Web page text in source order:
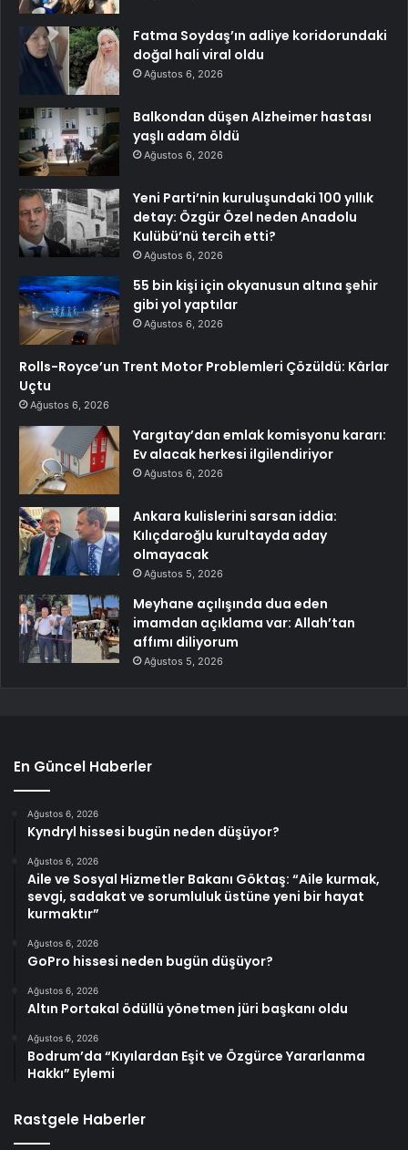
Fatma Soydaş’ın adliye koridorundaki
doğal hali viral oldu
Ağustos 6, 2026
Balkondan düşen Alzheimer hastası
yaşlı adam öldü
Ağustos 6, 2026
Yeni Parti’nin kuruluşundaki 100 yıllık
detay: Özgür Özel neden Anadolu
Kulübü’nü tercih etti?
Ağustos 6, 2026
55 bin kişi için okyanusun altına şehir
gibi yol yaptılar
Ağustos 6, 2026
Rolls-Royce’un Trent Motor Problemleri Çözüldü: Kârlar
Uçtu
Ağustos 6, 2026
Yargıtay’dan emlak komisyonu kararı:
Ev alacak herkesi ilgilendiriyor
Ağustos 6, 2026
Ankara kulislerini sarsan iddia:
Kılıçdaroğlu kurultayda aday
olmayacak
Ağustos 5, 2026
Meyhane açılışında dua eden
imamdan açıklama var: Allah’tan
affımı diliyorum
Ağustos 5, 2026
En Güncel Haberler
Ağustos 6, 2026
Kyndryl hissesi bugün neden düşüyor?
Ağustos 6, 2026
Aile ve Sosyal Hizmetler Bakanı Göktaş: “Aile kurmak,
sevgi, sadakat ve sorumluluk üstüne yeni bir hayat
kurmaktır”
Ağustos 6, 2026
GoPro hissesi neden bugün düşüyor?
Ağustos 6, 2026
Altın Portakal ödüllü yönetmen jüri başkanı oldu
Ağustos 6, 2026
Bodrum’da “Kıyılardan Eşit ve Özgürce Yararlanma
Hakkı” Eylemi
Rastgele Haberler